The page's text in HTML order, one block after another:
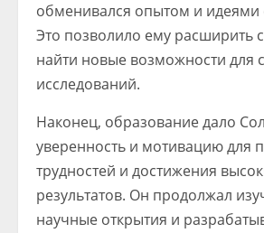
обменивался опытом и идеями
Это позволило ему расширить
найти новые возможности для
исследований.
Наконец, образование дало
уверенность и мотивацию для
трудностей и достижения
результатов. Он продолжал
научные открытия и